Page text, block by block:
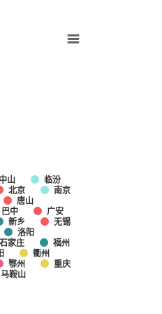
山
临汾
北京
南京
唐山
巴中
广安
新乡
无锡
洛阳
石家庄
福州
衢州
鄂州
重庆
马鞍山